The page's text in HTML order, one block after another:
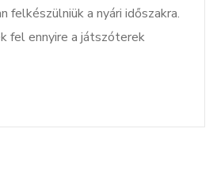
felkészülniük a nyári időszakra.
fel ennyire a játszóterek